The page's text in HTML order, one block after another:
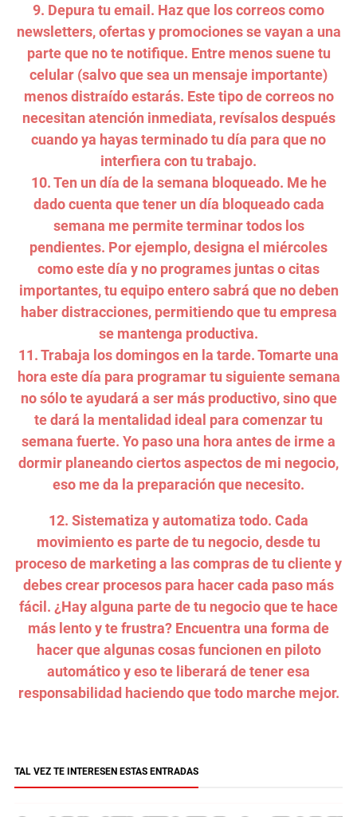
9. Depura tu email. Haz que los correos como
newsletters, ofertas y promociones se vayan a una
parte que no te notifique. Entre menos suene tu
celular (salvo que sea un mensaje importante)
menos distraído estarás. Este tipo de correos no
necesitan atención inmediata, revísalos después
cuando ya hayas terminado tu día para que no
interfiera con tu trabajo.
10. Ten un día de la semana bloqueado. Me he
dado cuenta que tener un día bloqueado cada
semana me permite terminar todos los
pendientes. Por ejemplo, designa el miércoles
como este día y no programes juntas o citas
importantes, tu equipo entero sabrá que no deben
haber distracciones, permitiendo que tu empresa
se mantenga productiva.
11. Trabaja los domingos en la tarde. Tomarte una
hora este día para programar tu siguiente semana
no sólo te ayudará a ser más productivo, sino que
te dará la mentalidad ideal para comenzar tu
semana fuerte. Yo paso una hora antes de irme a
dormir planeando ciertos aspectos de mi negocio,
eso me da la preparación que necesito.
12. Sistematiza y automatiza todo. Cada
movimiento es parte de tu negocio, desde tu
proceso de marketing a las compras de tu cliente y
debes crear procesos para hacer cada paso más
fácil. ¿Hay alguna parte de tu negocio que te hace
más lento y te frustra? Encuentra una forma de
hacer que algunas cosas funcionen en piloto
automático y eso te liberará de tener esa
responsabilidad haciendo que todo marche mejor.
TAL VEZ TE INTERESEN ESTAS ENTRADAS